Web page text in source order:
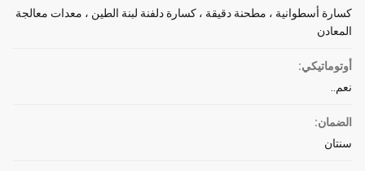
كسارة أسطوانية ، مطحنة دقيقة ، كسارة دلفنة لبنة الطين ، معدات معالجة
المعادن
أوتوماتيكي:
نعم..
الضمان:
سنتان